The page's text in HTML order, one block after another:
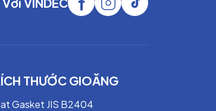
trộn và máy khuấy. Nó có
THƯỚC GIOĂNG
Gasket JIS B2404